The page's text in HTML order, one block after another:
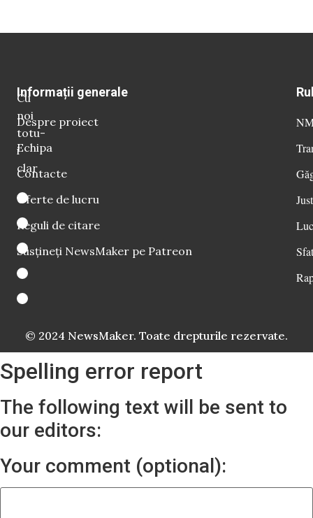
Cu
noi
totu-
i
clar
Informații generale
Despre proiect
Echipa
Contacte
Oferte de lucru
Reguli de citare
Susțineți NewsMaker pe Patreon
© 2024 NewsMaker. Toate drepturile rezervate.
Spelling error report
The following text will be sent to
our editors:
Your comment (optional):